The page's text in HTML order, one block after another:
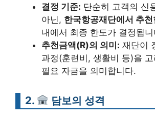
결정 기준: 단순히 고객의 신
아닌, 한국항공재단에서 추
내에서 최종 한도가 결정됩니
추천금액(R)의 의미: 재단이
과정(훈련비, 생활비 등)을
필요 자금을 의미합니다.
2. 담보의 성격